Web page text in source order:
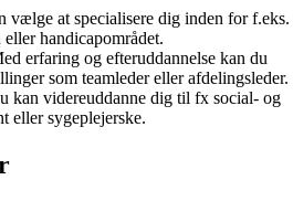
vælge at specialisere dig inden for f.eks.
handicapområdet.
erfaring og efteruddannelse kan du
som teamleder eller afdelingsleder.
kan videreuddanne dig til fx social- og
eller sygeplejerske.